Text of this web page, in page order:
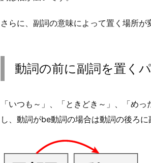
さらに、副詞の意味によって置く場所が
動詞の前に副詞を置く
「いつも～」、「ときどき～」、「め
し、動詞がbe動詞の場合は動詞の後ろに